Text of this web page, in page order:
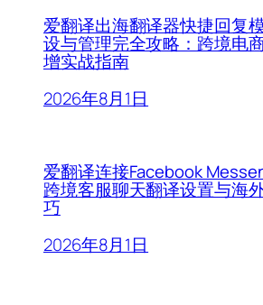
爱翻译出海翻译器快捷回复
设与管理完全攻略：跨境电
增实战指南
2026年8月1日
爱翻译连接Facebook
跨境客服聊天翻译设置与海
巧
2026年8月1日